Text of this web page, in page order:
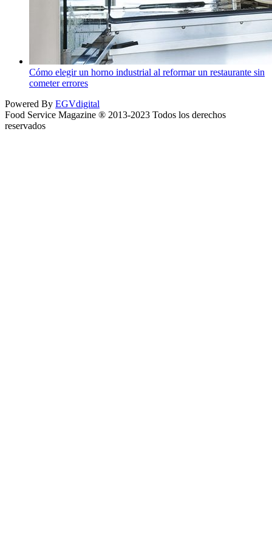
Cómo elegir un horno industrial al reformar un restaurante sin
cometer errores
Powered By EGVdigital
Food Service Magazine ® 2013-2023 Todos los derechos
reservados